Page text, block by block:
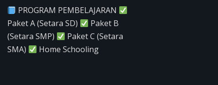
PROGRAM PEMBELAJARAN
Paket A (Setara SD)
Paket B
(Setara SMP)
Paket C (Setara
SMA)
Home Schooling